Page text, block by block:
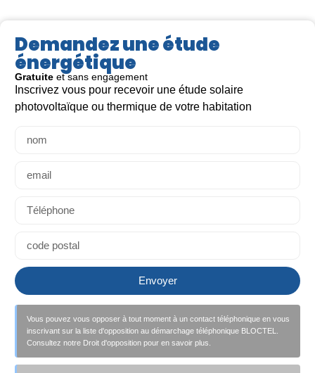
Lire la suite >
Demandez une étude
énergétique
Gratuite et sans engagement
Inscrivez vous pour recevoir une étude solaire
photovoltaïque ou thermique de votre habitation
Envoyer
Vous pouvez vous opposer à tout moment à un contact téléphonique en vous
inscrivant sur la liste d'opposition au démarchage téléphonique BLOCTEL.
Consultez notre Droit d'opposition pour en savoir plus.